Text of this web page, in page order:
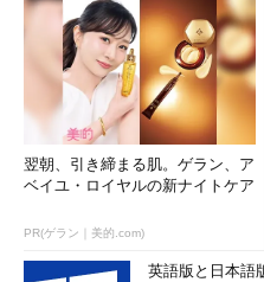
翌朝、引き締まる肌。ゲラン、ア
ベイユ・ロイヤルの新ナイトケア
PR(ゲラン｜美的.com)
英語版と日本語